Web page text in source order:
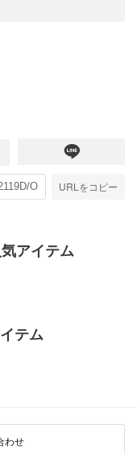
URLをコピー
アイテム
テム
わせ